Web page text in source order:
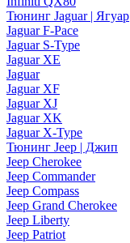
Тюнинг Jaguar | Ягуар
Jaguar F-Pace
Jaguar S-Type
Jaguar XE
Jaguar
Jaguar XF
Jaguar XJ
Jaguar XK
Jaguar X-Type
Тюнинг Jeep | Джип
Jeep Cherokee
Jeep Commander
Jeep Compass
Jeep Grand Cherokee
Jeep Liberty
Jeep Patriot